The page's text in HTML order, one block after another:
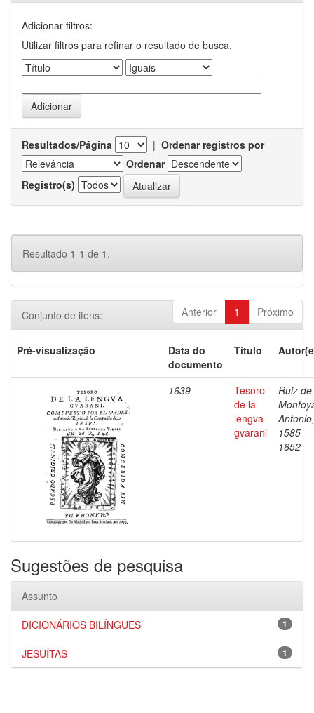
Adicionar filtros:
Utilizar filtros para refinar o resultado de busca.
Resultados/Página | Ordenar registros por
Ordenar
Registro(s)
Resultado 1-1 de 1.
Anterior 1 Próximo
Conjunto de itens:
Pré-visualização
Data do
documento
Título
1639
Tesoro
de la
lengva
gvarani
Ruiz de
Antonio,
1585-
1652
Sugestões de pesquisa
Assunto
1
DICIONÁRIOS BILÍNGUES
1
JESUÍTAS